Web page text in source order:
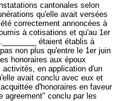
cantonales selon
qu'elle avait versées
correctement annoncées à
à cotisations et qu'au 1er
étaient établis à
non plus qu'entre le 1er juin
honoraires aux époux
activités, en application d'un
avait conclu avec eux et
d'honoraires en faveur
agreement" conclu par les